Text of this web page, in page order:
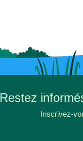
Restez
Inscrivez-